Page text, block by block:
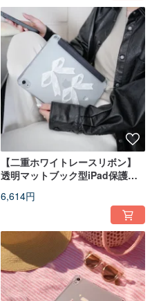
【二重ホワイトレースリボン】
透明マットブック型iPad保護ケ
6,614円